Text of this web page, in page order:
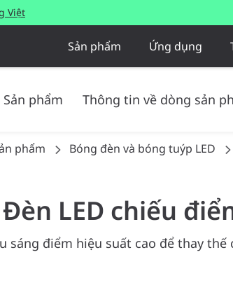
Việt
Sản phẩm Ứng dụng
Sản phẩm Thông tin về dòng sản
phẩm Bóng đèn và bóng tuýp LED
LED chiếu
sáng điểm hiệu suất cao để thay